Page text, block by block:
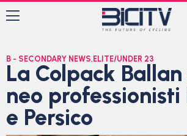
B - SECONDARY NEWS, ELITE/UNDER 23
La Colpack
neo professionisti
e Persico